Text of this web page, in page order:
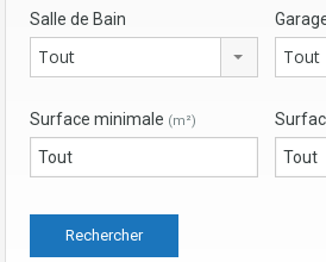
Salle de Bain
Tout Tout
Surface minimale (m²)